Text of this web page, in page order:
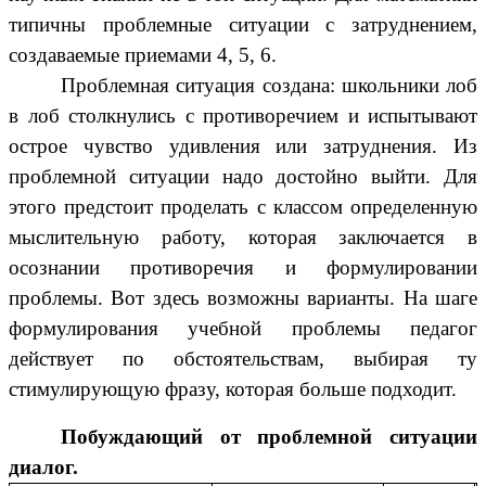
типичны проблемные ситуации с затруднением,
создаваемые приемами 4, 5, 6.
Проблемная ситуация создана: школьники лоб
в лоб столкнулись с противоречием и испытывают
острое чувство удивления или затруднения. Из
проблемной ситуации надо достойно выйти. Для
этого предстоит проделать с классом определенную
мыслительную работу, которая заключается в
осознании противоречия и формулировании
проблемы. Вот здесь возможны варианты. На шаге
формулирования учебной проблемы педагог
действует по обстоятельствам, выбирая ту
стимулирующую фразу, которая больше подходит.
Побуждающий от проблемной ситуации
диалог.